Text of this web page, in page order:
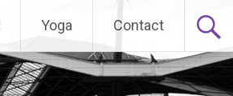
Yoga Contact